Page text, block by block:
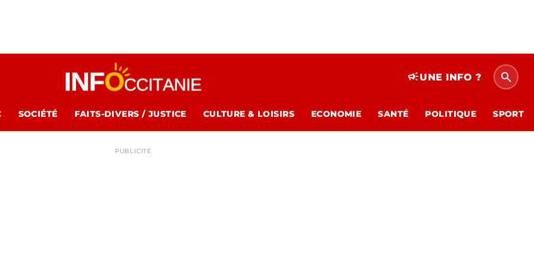
campaignUNE INFO ? search
SOCIÉTÉ FAITS-DIVERS / JUSTICE CULTURE & LOISIRS ECONOMIE SANTÉ POLITIQUE SPORT
PUBLICITÉ